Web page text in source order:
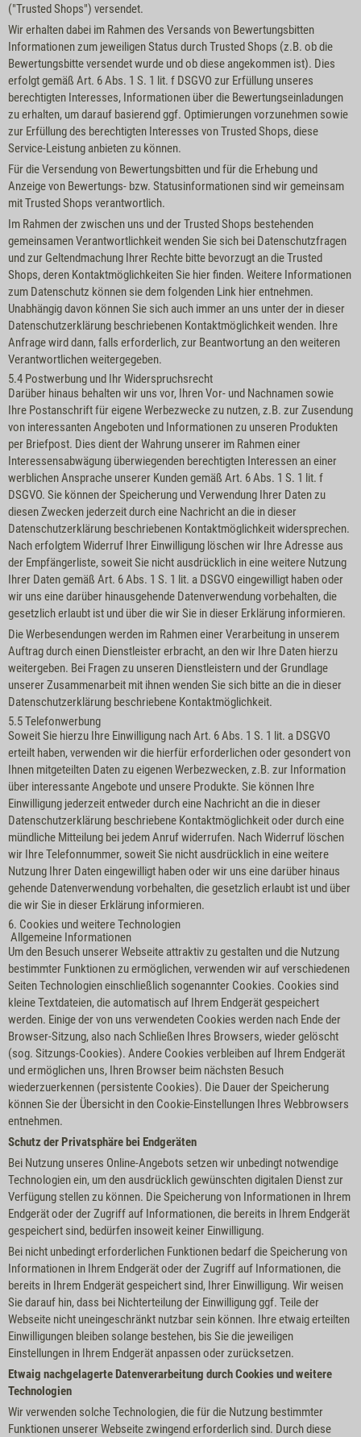
("Trusted Shops") versendet.
Wir erhalten dabei im Rahmen des Versands von Bewertungsbitten
Informationen zum jeweiligen Status durch Trusted Shops (z.B. ob die
Bewertungsbitte versendet wurde und ob diese angekommen ist). Dies
erfolgt gemäß Art. 6 Abs. 1 S. 1 lit. f DSGVO zur Erfüllung unseres
berechtigten Interesses, Informationen über die Bewertungseinladungen
zu erhalten, um darauf basierend ggf. Optimierungen vorzunehmen sowie
zur Erfüllung des berechtigten Interesses von Trusted Shops, diese
Service-Leistung anbieten zu können.
Für die Versendung von Bewertungsbitten und für die Erhebung und
Anzeige von Bewertungs- bzw. Statusinformationen sind wir gemeinsam
mit Trusted Shops verantwortlich.
Im Rahmen der zwischen uns und der Trusted Shops bestehenden
gemeinsamen Verantwortlichkeit wenden Sie sich bei Datenschutzfragen
und zur Geltendmachung Ihrer Rechte bitte bevorzugt an die Trusted
Shops, deren Kontaktmöglichkeiten Sie hierfinden. Weitere Informationen
zum Datenschutz können sie dem folgenden Link hierentnehmen.
Unabhängig davon können Sie sich auch immer an uns unter der in dieser
Datenschutzerklärung beschriebenen Kontaktmöglichkeit wenden. Ihre
Anfrage wird dann, falls erforderlich, zur Beantwortung an den weiteren
Verantwortlichen weitergegeben.
5.4 Postwerbung und Ihr Widerspruchsrecht
Darüber hinaus behalten wir uns vor, Ihren Vor- und Nachnamen sowie
Ihre Postanschrift für eigene Werbezwecke zu nutzen, z.B. zur Zusendung
von interessanten Angeboten und Informationen zu unseren Produkten
per Briefpost. Dies dient der Wahrung unserer im Rahmen einer
Interessensabwägung überwiegenden berechtigten Interessen an einer
werblichen Ansprache unserer Kunden gemäß Art. 6 Abs. 1 S. 1 lit. f
DSGVO. Sie können der Speicherung und Verwendung Ihrer Daten zu
diesen Zwecken jederzeit durch eine Nachricht an die in dieser
Datenschutzerklärung beschriebenen Kontaktmöglichkeit widersprechen.
Nach erfolgtem Widerruf Ihrer Einwilligung löschen wir Ihre Adresse aus
der Empfängerliste, soweit Sie nicht ausdrücklich in eine weitere Nutzung
Ihrer Daten gemäß Art. 6 Abs. 1 S. 1 lit. a DSGVO eingewilligt haben oder
wir uns eine darüber hinausgehende Datenverwendung vorbehalten, die
gesetzlich erlaubt ist und über die wir Sie in dieser Erklärung informieren.
Die Werbesendungen werden im Rahmen einer Verarbeitung in unserem
Auftrag durch einen Dienstleister erbracht, an den wir Ihre Daten hierzu
weitergeben. Bei Fragen zu unseren Dienstleistern und der Grundlage
unserer Zusammenarbeit mit ihnen wenden Sie sich bitte an die in dieser
Datenschutzerklärung beschriebene Kontaktmöglichkeit.
5.5 Telefonwerbung
Soweit Sie hierzu Ihre Einwilligung nach Art. 6 Abs. 1 S. 1 lit. a DSGVO
erteilt haben, verwenden wir die hierfür erforderlichen oder gesondert von
Ihnen mitgeteilten Daten zu eigenen Werbezwecken, z.B. zur Information
über interessante Angebote und unsere Produkte. Sie können Ihre
Einwilligung jederzeit entweder durch eine Nachricht an die in dieser
Datenschutzerklärung beschriebene Kontaktmöglichkeit oder durch eine
mündliche Mitteilung bei jedem Anruf widerrufen. Nach Widerruf löschen
wir Ihre Telefonnummer, soweit Sie nicht ausdrücklich in eine weitere
Nutzung Ihrer Daten eingewilligt haben oder wir uns eine darüber hinaus
gehende Datenverwendung vorbehalten, die gesetzlich erlaubt ist und über
die wir Sie in dieser Erklärung informieren.
6. Cookies und weitere Technologien
Allgemeine Informationen
Um den Besuch unserer Webseite attraktiv zu gestalten und die Nutzung
bestimmter Funktionen zu ermöglichen, verwenden wir auf verschiedenen
Seiten Technologien einschließlich sogenannter Cookies. Cookies sind
kleine Textdateien, die automatisch auf Ihrem Endgerät gespeichert
werden. Einige der von uns verwendeten Cookies werden nach Ende der
Browser-Sitzung, also nach Schließen Ihres Browsers, wieder gelöscht
(sog. Sitzungs-Cookies). Andere Cookies verbleiben auf Ihrem Endgerät
und ermöglichen uns, Ihren Browser beim nächsten Besuch
wiederzuerkennen (persistente Cookies). Die Dauer der Speicherung
können Sie der Übersicht in den Cookie-Einstellungen Ihres Webbrowsers
entnehmen.
Schutz der Privatsphäre bei Endgeräten
Bei Nutzung unseres Online-Angebots setzen wir unbedingt notwendige
Technologien ein, um den ausdrücklich gewünschten digitalen Dienst zur
Verfügung stellen zu können. Die Speicherung von Informationen in Ihrem
Endgerät oder der Zugriff auf Informationen, die bereits in Ihrem Endgerät
gespeichert sind, bedürfen insoweit keiner Einwilligung.
Bei nicht unbedingt erforderlichen Funktionen bedarf die Speicherung von
Informationen in Ihrem Endgerät oder der Zugriff auf Informationen, die
bereits in Ihrem Endgerät gespeichert sind, Ihrer Einwilligung. Wir weisen
Sie darauf hin, dass bei Nichterteilung der Einwilligung ggf. Teile der
Webseite nicht uneingeschränkt nutzbar sein können. Ihre etwaig erteilten
Einwilligungen bleiben solange bestehen, bis Sie die jeweiligen
Einstellungen in Ihrem Endgerät anpassen oder zurücksetzen.
Etwaig nachgelagerte Datenverarbeitung durch Cookies und weitere
Technologien
Wir verwenden solche Technologien, die für die Nutzung bestimmter
Funktionen unserer Webseite zwingend erforderlich sind. Durch diese